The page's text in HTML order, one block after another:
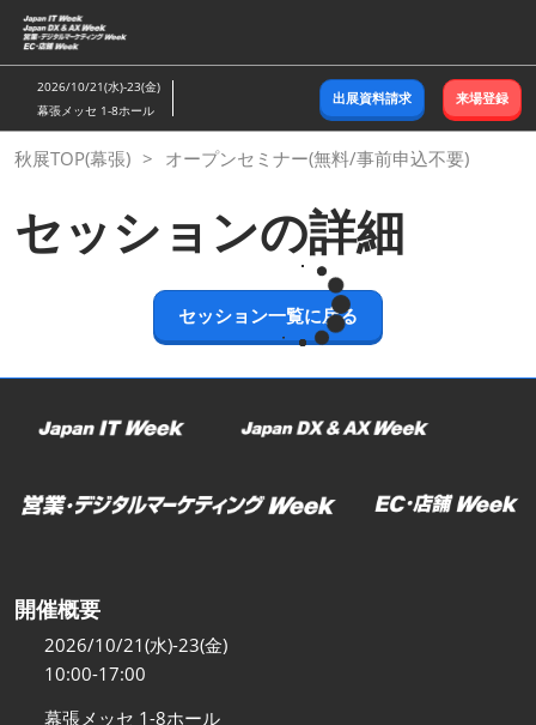
ス
キ
ッ
し
て
む
2026/10/21(水)-23(金)
幕張メッセ 1-8ホール
出展資料請求 来場登録
秋展TOP(幕張) オープンセミナー(無料/事前申込不要)
セッションの詳細
セッション一覧に戻る
開催概要
2026/10/21(水)-23(金)
10:00-17:00
幕張メッセ 1-8ホール